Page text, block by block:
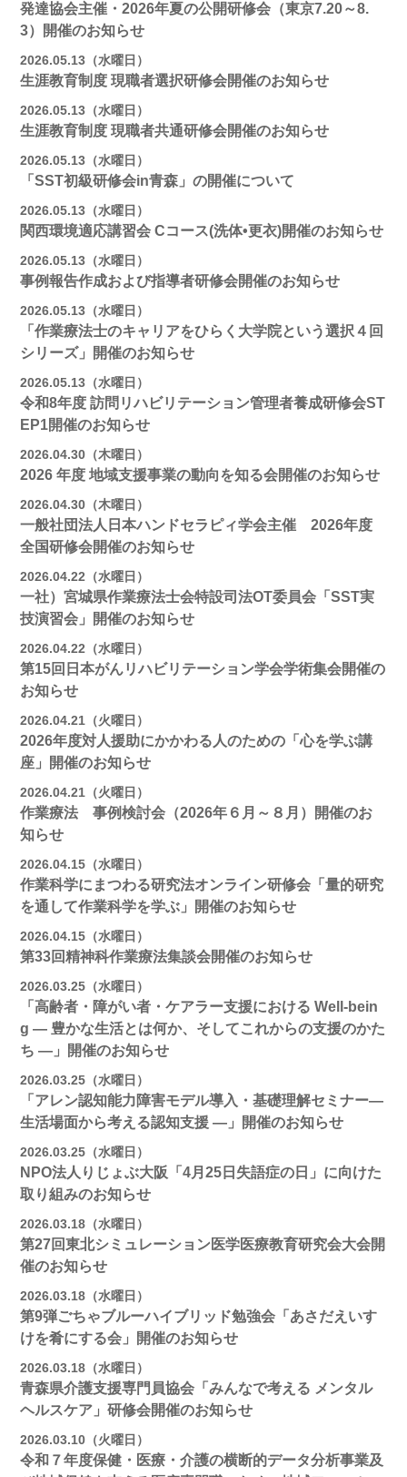
発達協会主催・2026年夏の公開研修会（東京7.20～8.
3）開催のお知らせ
2026.05.13（水曜日）
生涯教育制度 現職者選択研修会開催のお知らせ
2026.05.13（水曜日）
生涯教育制度 現職者共通研修会開催のお知らせ
2026.05.13（水曜日）
「SST初級研修会in青森」の開催について
2026.05.13（水曜日）
関西環境適応講習会 Cコース(洗体•更衣)開催のお知らせ
2026.05.13（水曜日）
事例報告作成および指導者研修会開催のお知らせ
2026.05.13（水曜日）
「作業療法士のキャリアをひらく大学院という選択４回
シリーズ」開催のお知らせ
2026.05.13（水曜日）
令和8年度 訪問リハビリテーション管理者養成研修会ST
EP1開催のお知らせ
2026.04.30（木曜日）
2026 年度 地域支援事業の動向を知る会開催のお知らせ
2026.04.30（木曜日）
一般社団法人日本ハンドセラピィ学会主催 2026年度
全国研修会開催のお知らせ
2026.04.22（水曜日）
一社）宮城県作業療法士会特設司法OT委員会「SST実
技演習会」開催のお知らせ
2026.04.22（水曜日）
第15回日本がんリハビリテーション学会学術集会開催の
お知らせ
2026.04.21（火曜日）
2026年度対人援助にかかわる人のための「心を学ぶ講
座」開催のお知らせ
2026.04.21（火曜日）
作業療法 事例検討会（2026年６月～８月）開催のお
知らせ
2026.04.15（水曜日）
作業科学にまつわる研究法オンライン研修会「量的研究
を通して作業科学を学ぶ」開催のお知らせ
2026.04.15（水曜日）
第33回精神科作業療法集談会開催のお知らせ
2026.03.25（水曜日）
「高齢者・障がい者・ケアラー支援における Well-bein
g ― 豊かな生活とは何か、そしてこれからの支援のかた
ち ―」開催のお知らせ
2026.03.25（水曜日）
「アレン認知能力障害モデル導入・基礎理解セミナー―
生活場面から考える認知支援 ―」開催のお知らせ
2026.03.25（水曜日）
NPO法人りじょぶ大阪「4月25日失語症の日」に向けた
取り組みのお知らせ
2026.03.18（水曜日）
第27回東北シミュレーション医学医療教育研究会大会開
催のお知らせ
2026.03.18（水曜日）
第9弾ごちゃブルーハイブリッド勉強会「あさだえいす
けを肴にする会」開催のお知らせ
2026.03.18（水曜日）
青森県介護支援専門員協会「みんなで考える メンタル
ヘルスケア」研修会開催のお知らせ
2026.03.10（火曜日）
令和７年度保健・医療・介護の横断的データ分析事業及